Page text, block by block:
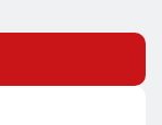
Eröffnet Offiziell